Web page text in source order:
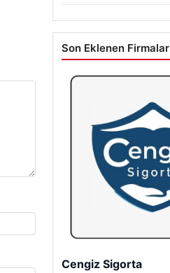
Son Eklenen Firmalar
Cengiz Sigorta